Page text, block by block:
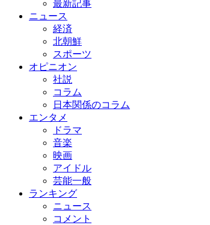
最新記事
ニュース
経済
北朝鮮
スポーツ
オピニオン
社説
コラム
日本関係のコラム
エンタメ
ドラマ
音楽
映画
アイドル
芸能一般
ランキング
ニュース
コメント